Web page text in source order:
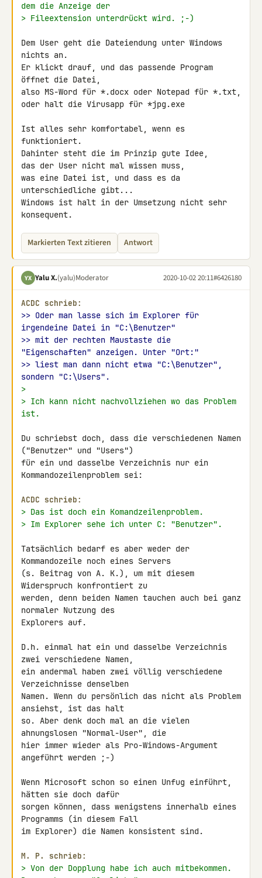
dem die Anzeige der
> Fileextension unterdrückt wird. ;-)
Dem User geht die Dateiendung unter Windows
nichts an.
Er klickt drauf, und das passende Program
öffnet die Datei,
also MS-Word für *.docx oder Notepad für *.txt,
oder halt die Virusapp für *jpg.exe
Ist alles sehr komfortabel, wenn es
funktioniert.
Dahinter steht die im Prinzip gute Idee,
das der User nicht mal wissen muss,
was eine Datei ist, und dass es da
unterschiedliche gibt...
Windows ist halt in der Umsetzung nicht sehr
konsequent.
Markierten Text zitieren Antwort
YX Yalu X.(yalu)Moderator 2020-10-02 20:11#6426180
ACDC schrieb:
>> Oder man lasse sich im Explorer für
irgendeine Datei in "C:\Benutzer"
>> mit der rechten Maustaste die
"Eigenschaften" anzeigen. Unter "Ort:"
>> liest man dann nicht etwa "C:\Benutzer",
sondern "C:\Users".
>
> Ich kann nicht nachvollziehen wo das Problem
ist.
Du schriebst doch, dass die verschiedenen Namen
("Benutzer" und "Users")
für ein und dasselbe Verzeichnis nur ein
Kommandozeilenproblem sei:
ACDC schrieb:
> Das ist doch ein Komandzeilenproblem.
> Im Explorer sehe ich unter C: "Benutzer".
Tatsächlich bedarf es aber weder der
Kommandozeile noch eines Servers
(s. Beitrag von A. K.), um mit diesem
Widerspruch konfrontiert zu
werden, denn beiden Namen tauchen auch bei ganz
normaler Nutzung des
Explorers auf.
D.h. einmal hat ein und dasselbe Verzeichnis
zwei verschiedene Namen,
ein andermal haben zwei völlig verschiedene
Verzeichnisse denselben
Namen. Wenn du persönlich das nicht als Problem
ansiehst, ist das halt
so. Aber denk doch mal an die vielen
ahnungslosen "Normal-User", die
hier immer wieder als Pro-Windows-Argument
angeführt werden ;-)
Wenn Microsoft schon so einen Unfug einführt,
hätten sie doch dafür
sorgen können, dass wenigstens innerhalb eines
Programms (in diesem Fall
im Explorer) die Namen konsistent sind.
M. P. schrieb:
> Von der Dopplung habe ich auch mitbekommen.